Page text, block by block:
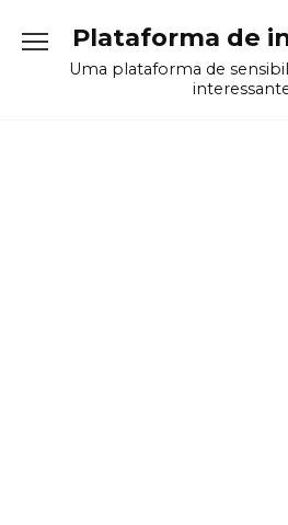
содержанию
Plataforma de
Uma plataforma de